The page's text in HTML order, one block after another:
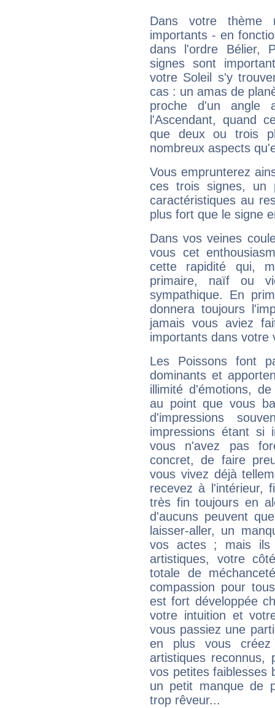
Dans votre thème
importants - en
dans l'ordre Bélier,
signes sont
votre Soleil s'y
cas : un amas de
proche d'un
l'Ascendant, quand
que deux ou trois
nombreux aspects
Vous emprunterez
ces trois signes, un
caractéristiques au
plus fort que le signe
Dans vos veines
vous cet
cette rapidité qui,
primaire, naïf ou
sympathique. En
donnera toujours
jamais vous aviez
importants dans votre
Les Poissons font
dominants et
illimité d'émotions,
au point que vous
d'impressions
impressions étant si
vous n'avez pas
concret, de faire
vous vivez déjà
recevez à l'intérieur,
très fin toujours en
d'aucuns peuvent
laisser-aller, un
vos actes ; mais ils
artistiques, votre
totale de
compassion pour
est fort développée
votre intuition et
vous passiez une
en plus vous
artistiques reconnus,
vos petites faiblesses
un petit manque de
trop rêveur...